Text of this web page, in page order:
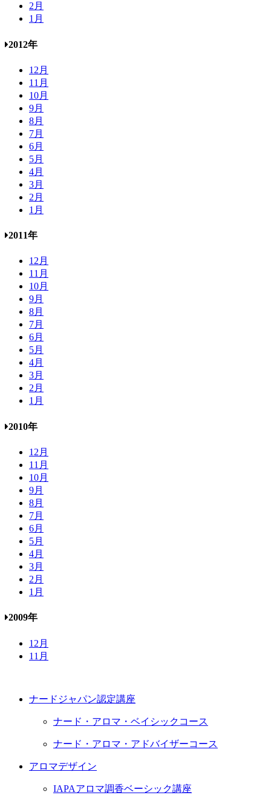
2月
1月
2012年
12月
11月
10月
9月
8月
7月
6月
5月
4月
3月
2月
1月
2011年
12月
11月
10月
9月
8月
7月
6月
5月
4月
3月
2月
1月
2010年
12月
11月
10月
9月
8月
7月
6月
5月
4月
3月
2月
1月
2009年
12月
11月
ナードジャパン認定講座
ナード・アロマ・ベイシックコース
ナード・アロマ・アドバイザーコース
アロマデザイン
IAPAアロマ調香ベーシック講座